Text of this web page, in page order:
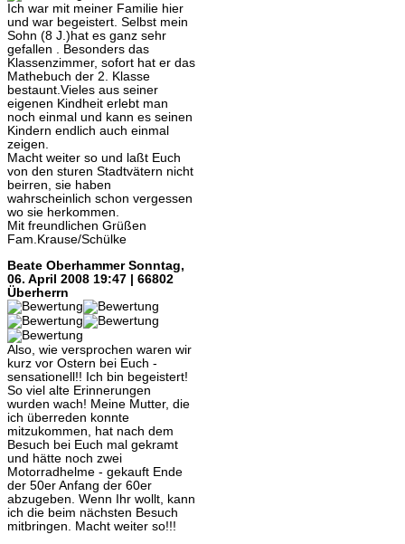
Ich war mit meiner Familie hier
und war begeistert. Selbst mein
Sohn (8 J.)hat es ganz sehr
gefallen . Besonders das
Klassenzimmer, sofort hat er das
Mathebuch der 2. Klasse
bestaunt.Vieles aus seiner
eigenen Kindheit erlebt man
noch einmal und kann es seinen
Kindern endlich auch einmal
zeigen.
Macht weiter so und laßt Euch
von den sturen Stadtvätern nicht
beirren, sie haben
wahrscheinlich schon vergessen
wo sie herkommen.
Mit freundlichen Grüßen
Fam.Krause/Schülke
Beate Oberhammer Sonntag,
06. April 2008 19:47 | 66802
Überherrn
Also, wie versprochen waren wir
kurz vor Ostern bei Euch -
sensationell!! Ich bin begeistert!
So viel alte Erinnerungen
wurden wach! Meine Mutter, die
ich überreden konnte
mitzukommen, hat nach dem
Besuch bei Euch mal gekramt
und hätte noch zwei
Motorradhelme - gekauft Ende
der 50er Anfang der 60er
abzugeben. Wenn Ihr wollt, kann
ich die beim nächsten Besuch
mitbringen. Macht weiter so!!!